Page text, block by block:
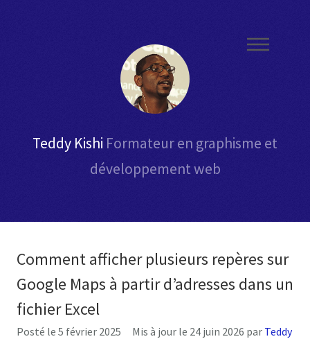
Teddy Kishi Formateur en graphisme et
développement web
Comment afficher plusieurs repères sur
Google Maps à partir d’adresses dans un
fichier Excel
Posté le 5 février 2025 Mis à jour le 24 juin 2026 par Teddy